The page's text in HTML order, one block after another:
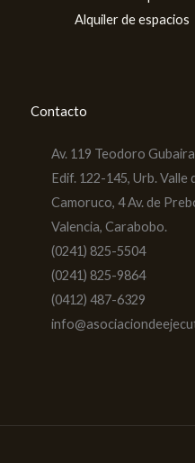
Alquiler de espacios
Contacto
Av. 119 Teodoro
Edif. 122-145, Urb. Valle
Camoruco, 4 Av. de
Valencia, Carabobo.
(0241) 825-5504
(0241) 825-9864
(0412) 487-6329